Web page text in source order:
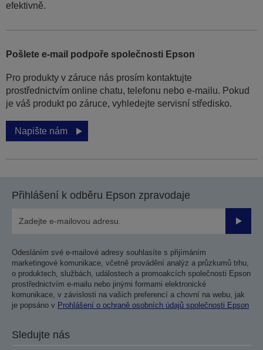
efektivně.
Pošlete e-mail podpoře společnosti Epson
Pro produkty v záruce nás prosím kontaktujte
prostřednictvím online chatu, telefonu nebo e-mailu. Pokud
je váš produkt po záruce, vyhledejte servisní středisko.
Napište nám
Přihlášení k odběru Epson zpravodaje
Odesláním své e-mailové adresy souhlasíte s přijímáním
marketingové komunikace, včetně provádění analýz a průzkumů trhu,
o produktech, službách, událostech a promoakcích společnosti Epson
prostřednictvím e-mailu nebo jinými formami elektronické
komunikace, v závislosti na vašich preferencí a chovní na webu, jak
je popsáno v Prohlášení o ochraně osobních údajů společnosti Epson
Sledujte nás